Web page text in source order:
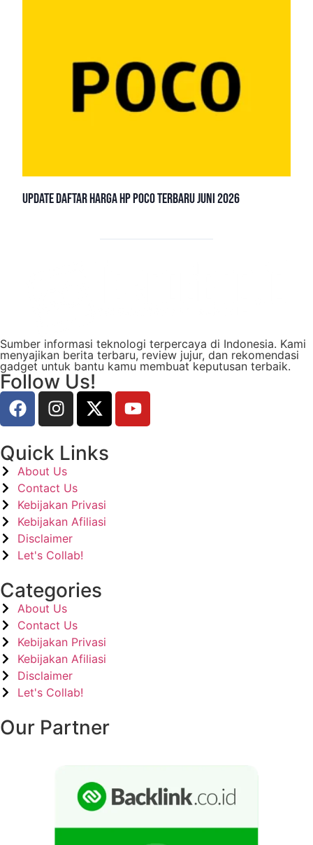
Update Daftar Harga HP POCO Terbaru Juni 2026
Sumber informasi teknologi terpercaya di Indonesia. Kami
menyajikan berita terbaru, review jujur, dan rekomendasi
gadget untuk bantu kamu membuat keputusan terbaik.
Follow Us!
Quick Links
About Us
Contact Us
Kebijakan Privasi
Kebijakan Afiliasi
Disclaimer
Let's Collab!
Categories
About Us
Contact Us
Kebijakan Privasi
Kebijakan Afiliasi
Disclaimer
Let's Collab!
Our Partner